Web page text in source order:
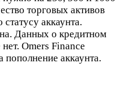
торговых активов
аккаунта.
Данных о кредитном
Omers Finance
аккаунта.